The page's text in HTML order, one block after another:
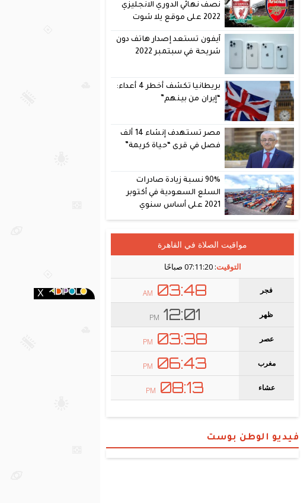
نصف نهائي الدوري الانجليزي
2022 على موقع يلا شوت
آيفون تستعد إصدار هاتف دون
شريحة في سبتمبر 2022
بريطانيا تكشف أخطر 4 أعداء:
“إيران من بينهم”
مصر تستهدف إنشاء 14 ألف
فصل في قرى “حياة كريمة”
90% نسبة زيادة صادرات
السلع السعودية في أكتوبر
2021 على أساس سنوي
فيديو الوطن بوست